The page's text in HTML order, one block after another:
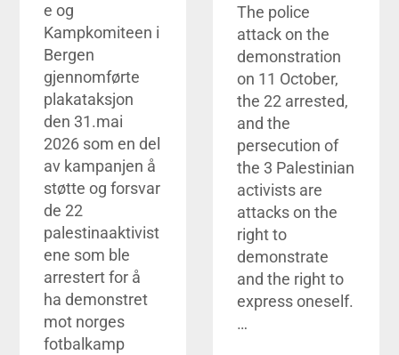
e og
Kampkomiteen i
Bergen
gjennomførte
plakataksjon
den 31.mai
2026 som en del
av kampanjen å
støtte og forsvar
de 22
palestinaaktivist
ene som ble
arrestert for å
ha demonstret
mot norges
fotbalkamp
The police
attack on the
demonstration
on 11 October,
the 22 arrested,
and the
persecution of
the 3 Palestinian
activists are
attacks on the
right to
demonstrate
and the right to
express oneself.
…